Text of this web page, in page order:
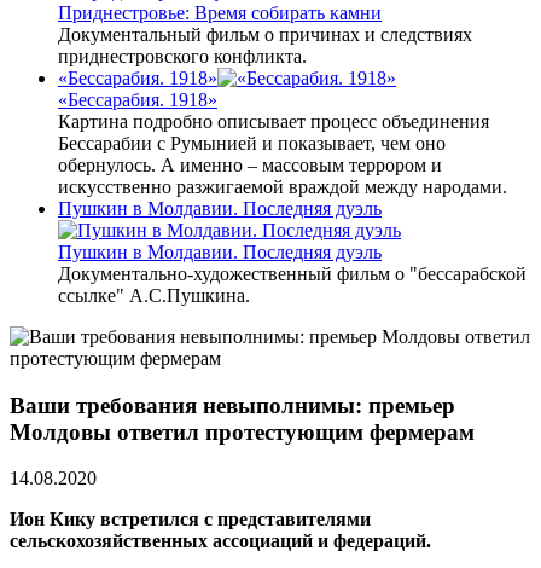
Приднестровье: Время собирать камни
Документальный фильм о причинах и следствиях
приднестровского конфликта.
«Бессарабия. 1918»
«Бессарабия. 1918»
Картина подробно описывает процесс объединения
Бессарабии с Румынией и показывает, чем оно
обернулось. А именно – массовым террором и
искусственно разжигаемой враждой между народами.
Пушкин в Молдавии. Последняя дуэль
Пушкин в Молдавии. Последняя дуэль
Документально-художественный фильм о "бессарабской
ссылке" А.С.Пушкина.
Ваши требования невыполнимы: премьер
Молдовы ответил протестующим фермерам
14.08.2020
Ион Кику встретился с представителями
сельскохозяйственных ассоциаций и федераций.